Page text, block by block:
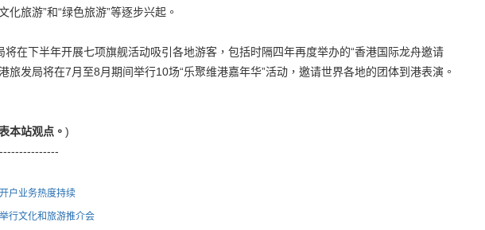
化旅游”和“绿色旅游”等逐步兴起。
下半年开展七项旗舰活动吸引各地游客，包括时隔四年再度举办的“香港国际龙舟邀请
旅发局将在7月至8月期间举行10场“乐聚维港嘉年华”活动，邀请世界各地的团体到港表演。
本站观点。 )
户业务热度持续
行文化和旅游推介会